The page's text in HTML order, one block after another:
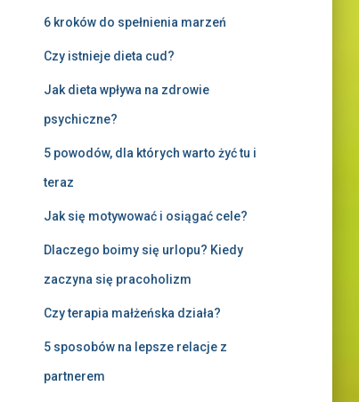
6 kroków do spełnienia marzeń
Czy istnieje dieta cud?
Jak dieta wpływa na zdrowie
psychiczne?
5 powodów, dla których warto żyć tu i
teraz
Jak się motywować i osiągać cele?
Dlaczego boimy się urlopu? Kiedy
zaczyna się pracoholizm
Czy terapia małżeńska działa?
5 sposobów na lepsze relacje z
partnerem